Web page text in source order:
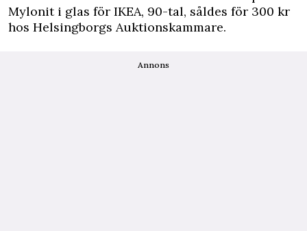
Mylonit i glas för IKEA, 90-tal, såldes för 300 kr
hos Helsingborgs Auktionskammare.
Annons